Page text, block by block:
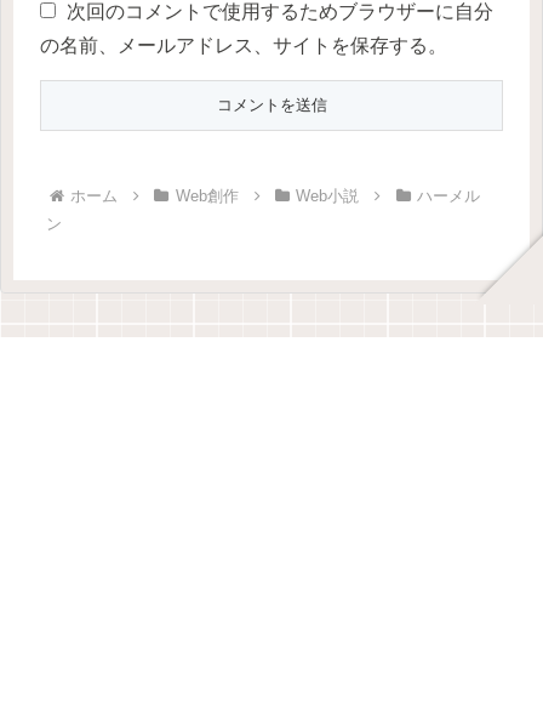
次回のコメントで使用するためブラウザーに自分
の名前、メールアドレス、サイトを保存する。
ホーム Web創作 Web小説
ハーメル
ン